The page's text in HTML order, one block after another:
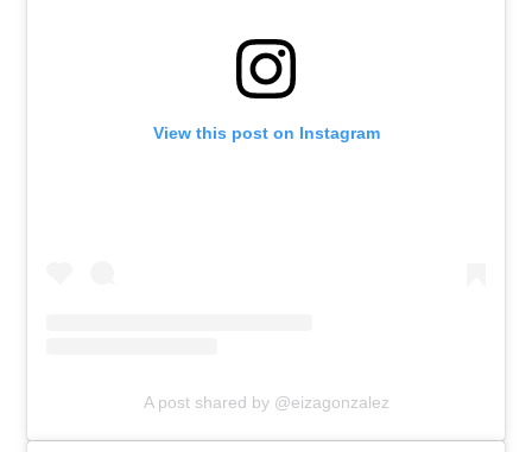
View this post on Instagram
A post shared by @eizagonzalez